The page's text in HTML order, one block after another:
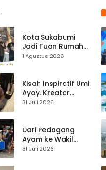
Kota Sukabumi
Jadi Tuan Rumah
Kontes Batu Akik
1 Agustus 2026
Kisah Inspiratif Umi
Ayoy, Kreator
TikTok Asal
Live Streaming
31 Juli 2026
Dari Pedagang
Ayam ke Wakil
Ketua DPRD, H.
31 Juli 2026